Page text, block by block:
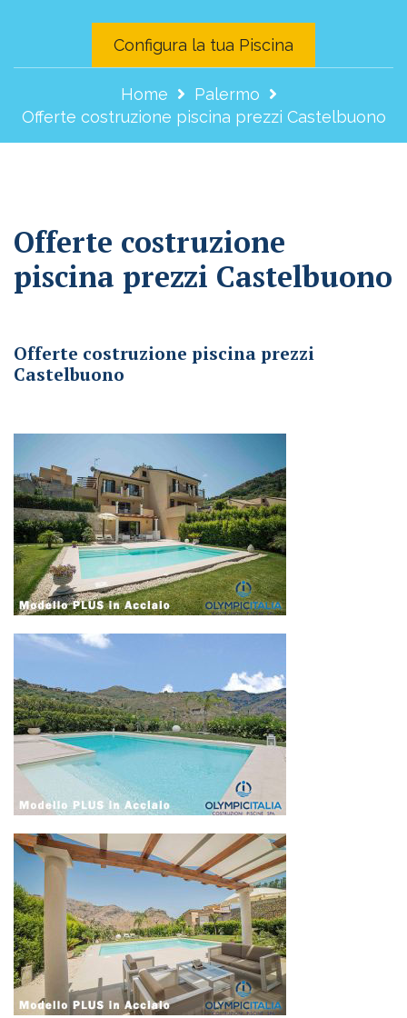
Configura la tua Piscina
Home
Palermo
Offerte costruzione piscina prezzi Castelbuono
Offerte costruzione
piscina prezzi Castelbuono
Offerte costruzione piscina prezzi
Castelbuono